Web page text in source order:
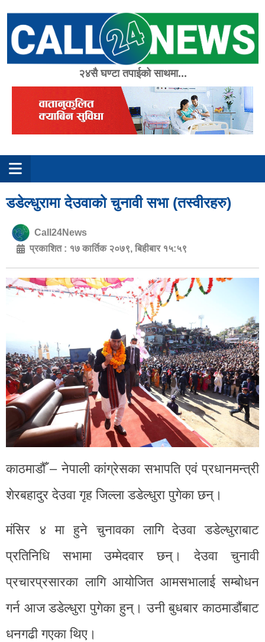
content
२४सै घण्टा तपाईको साथमा...
डडेल्धुरामा देउवाको चुनावी सभा (तस्वीरहरु)
Call24News
प्रकाशित : १७ कार्तिक २०७९, बिहीबार १५:५९
काठमाडौँ – नेपाली कांग्रेसका सभापति एवं प्रधानमन्त्री
शेरबहादुर देउवा गृह जिल्ला डडेल्धुरा पुगेका छन्।
मंसिर ४ मा हुने चुनावका लागि देउवा डडेल्धुराबाट
प्रतिनिधि सभामा उम्मेदवार छन्। देउवा चुनावी
प्रचारप्रसारका लागि आयोजित आमसभालाई सम्बोधन
गर्न आज डडेल्धुरा पुगेका हुन्। उनी बुधबार काठमाडौंबाट
धनगढी गएका थिए।